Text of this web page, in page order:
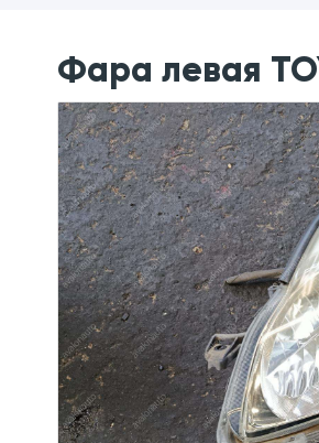
Фара левая